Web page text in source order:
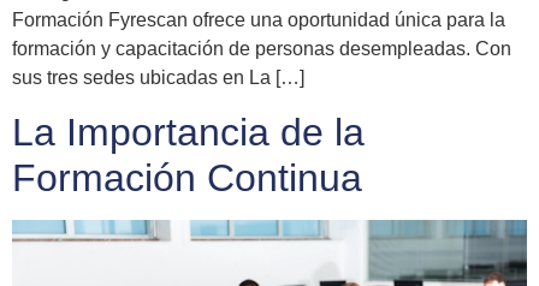
Formación Fyrescan ofrece una oportunidad única para la
formación y capacitación de personas desempleadas. Con
sus tres sedes ubicadas en La […]
La Importancia de la
Formación Continua